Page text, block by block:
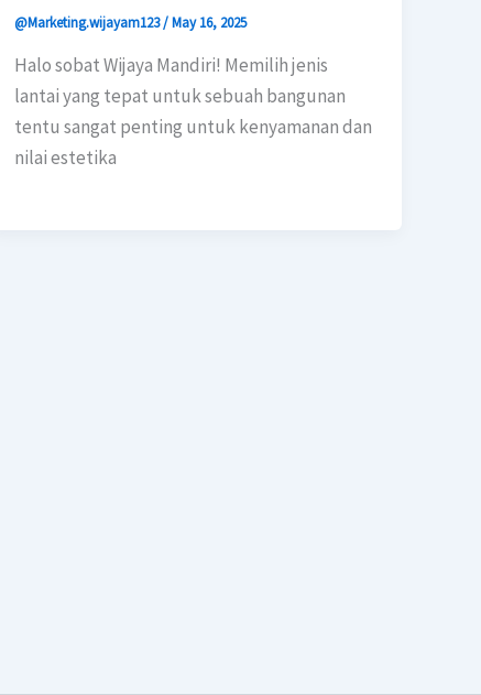
@Marketing.wijayam123/May 16, 2025
Halo sobat Wijaya Mandiri! Memilih jenis
lantai yang tepat untuk sebuah bangunan
tentu sangat penting untuk kenyamanan dan
nilai estetika